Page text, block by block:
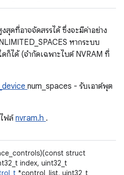
ดที่อาจจัดสรรได้ ซึ่งจะมีค่าอย่าง
หากระบบ
ก็ได้ (จำกัดเฉพาะไบต์ NVRAM ที่
num_spaces - รับเอาต์พุต
ฟล์nvram.h .
struct
index, uint32_t
*control_list, uint32_t